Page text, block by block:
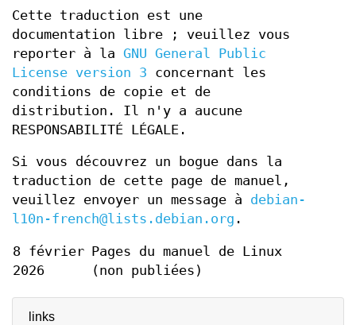
links
Cette traduction est une
documentation libre ; veuillez vous
reporter à la GNU General Public
License version 3 concernant les
conditions de copie et de
distribution. Il n'y a aucune
RESPONSABILITÉ LÉGALE.
Si vous découvrez un bogue dans la
traduction de cette page de manuel,
veuillez envoyer un message à debian-
l10n-french@lists.debian.org .
8 février
2026
Pages du manuel de Linux
(non publiées)